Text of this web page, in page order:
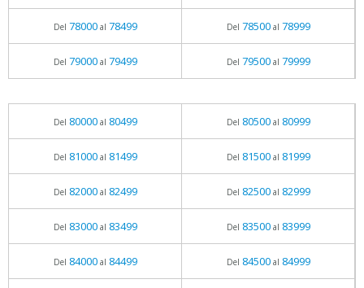
Del 78000al 78499 Del 78500al 78999
Del 79000al 79499 Del 79500al 79999
Del 80000al 80499 Del 80500al 80999
Del 81000al 81499 Del 81500al 81999
Del 82000al 82499 Del 82500al 82999
Del 83000al 83499 Del 83500al 83999
Del 84000al 84499 Del 84500al 84999